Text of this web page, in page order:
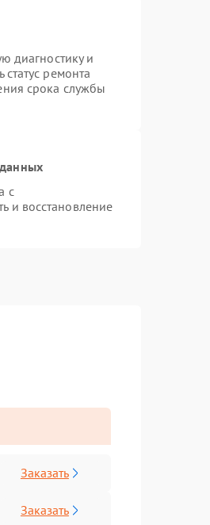
диагностику и
ремонта
срока службы
с
и восстановление
Заказать
Заказать